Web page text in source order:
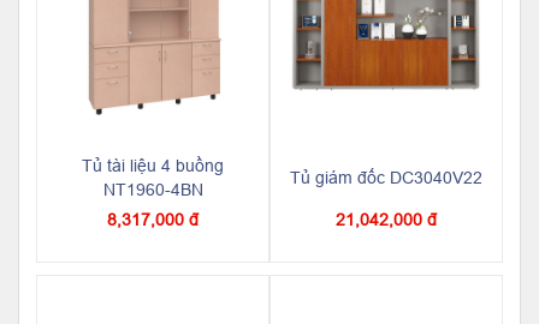
Tủ tài liệu 4 buồng
NT1960-4BN
8,317,000 đ
Tủ giám đốc DC3040V22
21,042,000 đ